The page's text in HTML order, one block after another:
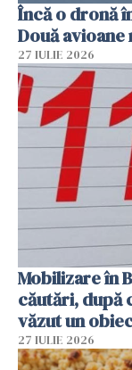
Încă o dronă
Două
27 IULIE 2026
Mobilizare în
căutări, după
văzut un
27 IULIE 2026